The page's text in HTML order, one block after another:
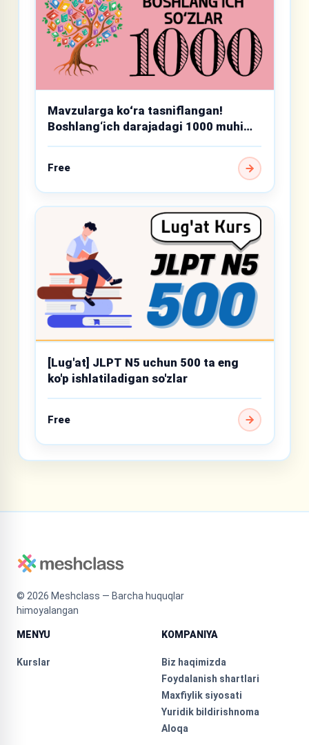
Mavzularga koʻra tasniflangan!
Boshlang‘ich darajadagi 1000 muhim
so‘z
Free
[Lug'at] JLPT N5 uchun 500 ta eng
ko'p ishlatiladigan so'zlar
Free
© 2026 Meshclass — Barcha huquqlar
himoyalangan
MENYU
Kurslar
KOMPANIYA
Biz haqimizda
Foydalanish shartlari
Maxfiylik siyosati
Yuridik bildirishnoma
Aloqa